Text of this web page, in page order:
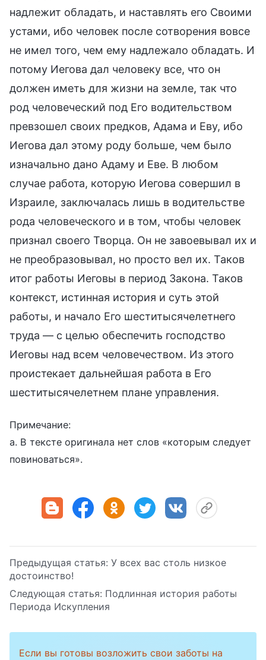
надлежит обладать, и наставлять его Своими
устами, ибо человек после сотворения вовсе
не имел того, чем ему надлежало обладать. И
потому Иегова дал человеку все, что он
должен иметь для жизни на земле, так что
род человеческий под Его водительством
превзошел своих предков, Адама и Еву, ибо
Иегова дал этому роду больше, чем было
изначально дано Адаму и Еве. В любом
случае работа, которую Иегова совершил в
Израиле, заключалась лишь в водительстве
рода человеческого и в том, чтобы человек
признал своего Творца. Он не завоевывал их и
не преобразовывал, но просто вел их. Таков
итог работы Иеговы в период Закона. Таков
контекст, истинная история и суть этой
работы, и начало Его шеститысячелетнего
труда — с целью обеспечить господство
Иеговы над всем человечеством. Из этого
проистекает дальнейшая работа в Его
шеститысячелетнем плане управления.
Примечание:
a. В тексте оригинала нет слов «которым следует
повиноваться».
Предыдущая статья: У всех вас столь низкое
достоинство!
Следующая статья: Подлинная история работы
Периода Искупления
Если вы готовы возложить свои заботы на